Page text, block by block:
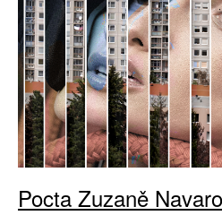
Pocta Zuzaně